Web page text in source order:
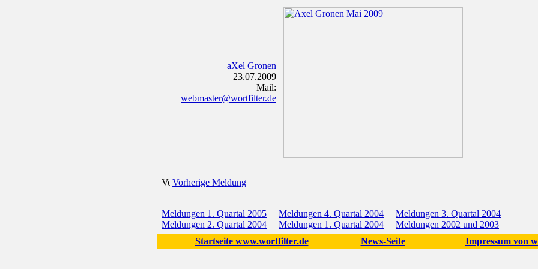
aXel Gronen
23.07.2009
Mail:
webmaster@wortfilter.de
Vorherige Meldung
Meldungen 1. Quartal 2005 Meldungen 4. Quartal 2004
Meldungen 3. Quartal 2004
Meldungen 2. Quartal 2004
Meldungen 1. Quartal 2004
Meldungen 2002 und 2003
Startseite www.wortfilter.de
News-Seite Impressum von